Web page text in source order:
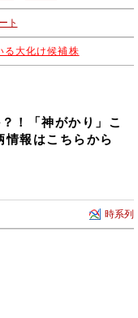
る大化け候補株
！「神がかり」こ
情報はこちらから
時系列